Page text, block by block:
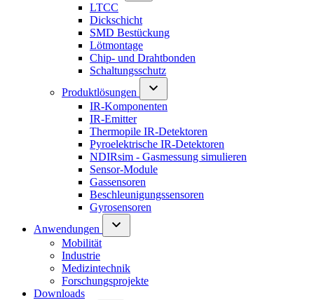
LTCC
Dickschicht
SMD Bestückung
Lötmontage
Chip- und Drahtbonden
Schaltungsschutz
Produktlösungen
IR-Komponenten
IR-Emitter
Thermopile IR-Detektoren
Pyroelektrische IR-Detektoren
NDIRsim - Gasmessung simulieren
Sensor-Module
Gassensoren
Beschleunigungssensoren
Gyrosensoren
Anwendungen
Mobilität
Industrie
Medizintechnik
Forschungsprojekte
Downloads